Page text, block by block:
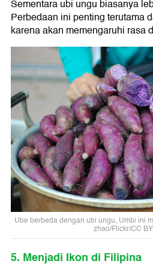
Sementara ubi ungu biasanya
Perbedaan ini penting terutama
karena akan memengaruhi rasa
Ube berbeda dengan ubi ungu, Umbi ini
zhao/Flickr/CC
5. Menjadi Ikon di Filipina